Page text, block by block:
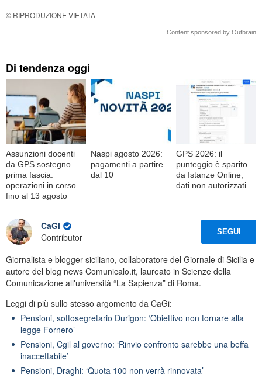
© RIPRODUZIONE VIETATA
Content sponsored by Outbrain
Di tendenza oggi
Assunzioni docenti
da GPS sostegno
prima fascia:
operazioni in corso
fino al 13 agosto
Naspi agosto 2026:
pagamenti a partire
dal 10
GPS 2026: il
punteggio è sparito
da Istanze Online,
dati non autorizzati
CaGi
Contributor
SEGUI
Giornalista e blogger siciliano, collaboratore del Giornale di Sicilia e
autore del blog news Comunicalo.it, laureato in Scienze della
Comunicazione all'università “La Sapienza” di Roma.
Leggi di più sullo stesso argomento da CaGi:
Pensioni, sottosegretario Durigon: ‘Obiettivo non tornare alla
legge Fornero’
Pensioni, Cgil al governo: ‘Rinvio confronto sarebbe una beffa
inaccettabile’
Pensioni, Draghi: ‘Quota 100 non verrà rinnovata’